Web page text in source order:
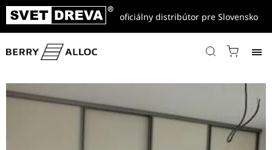
oficiálny distribútor pre Slovensko
Domov / Referencie / Vstavané skrine a Exteriérový nábytok
/
Vstavaná skriňa – Lakeland Akacia H1277 ST9